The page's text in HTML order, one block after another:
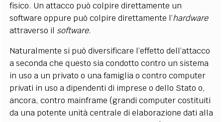
fisico. Un attacco può colpire direttamente un
software oppure può colpire direttamente l’hardware
attraverso il software.
Naturalmente si può diversificare l’effetto dell’attacco
a seconda che questo sia condotto contro un sistema
in uso a un privato o una famiglia o contro computer
privati in uso a dipendenti di imprese o dello Stato o,
ancora, contro mainframe (grandi computer costituiti
da una potente unità centrale di elaborazione dati alla